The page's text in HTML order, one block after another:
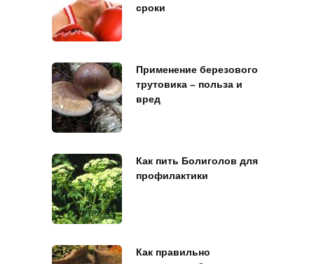
сроки
Применение березового
трутовика – польза и
вред
Как пить Болиголов для
профилактики
Как правильно